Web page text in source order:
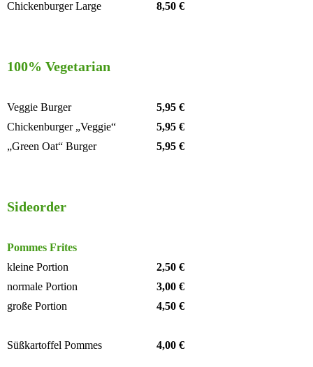
Chickenburger Large
8,50 €
100% Vegetarian
Veggie Burger
5,95 €
Chickenburger „Veggie“
5,95 €
„Green Oat“ Burger
5,95 €
Sideorder
Pommes Frites
kleine Portion
2,50 €
normale Portion
3,00 €
große Portion
4,50 €
Süßkartoffel Pommes 4,00 €